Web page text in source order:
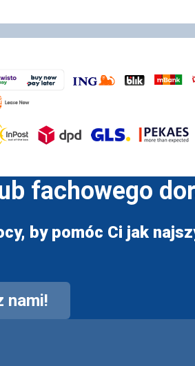
fachowego
by pomóc Ci jak
nami!